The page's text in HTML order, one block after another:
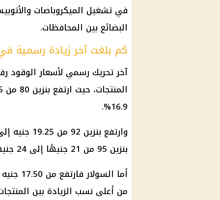
في تشغيل الميكروباصات
البضائع بين المحافظات.
كم بلغت آخر زيادة رسمية
آخر تحريك رسمي لأسعار الوقود
المنتجات، حيث ارتفع بنزين 80
16.9%.
وارتفع بنزين 92
من 19.25 جنيه إلى 22.25 جنيه للتر، بنسبة تقارب 15.6%، بينما زاد
بنزين 95
من 21 جنيهًا إلى 24 جنيهًا للتر، بنسبة تقارب 14.3%.
من أعلى نسب الزيادة بين